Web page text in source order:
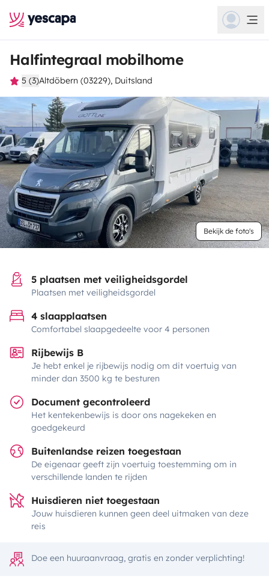
Halfintegraal mobilhome
5 (3)Altdöbern (03229), Duitsland
Bekijk de foto's
5 plaatsen met veiligheidsgordel
Plaatsen met veiligheidsgordel
4 slaapplaatsen
Comfortabel slaapgedeelte voor 4 personen
Rijbewijs B
Je hebt enkel je rijbewijs nodig om dit voertuig van
minder dan 3500 kg te besturen
Document gecontroleerd
Het kentekenbewijs is door ons nagekeken en
goedgekeurd
Buitenlandse reizen toegestaan
De eigenaar geeft zijn voertuig toestemming om in
verschillende landen te rijden
Huisdieren niet toegestaan
Jouw huisdieren kunnen geen deel uitmaken van deze
reis
Doe een huuraanvraag, gratis en zonder verplichting!